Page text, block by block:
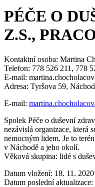
PÉČE O
Z.S.,
Kontaktní osoba: Martina
Telefon: 778 526 211, 778
E-mail:
Adresa: Tyršova 59, Náchod
E-mail:
Spolek Péče o duševní
nezávislá organizace, která
nemocným lidem. Je to
v Náchodě a jeho okolí.
Věková skupina: lidé s
Datum vložení: 18. 11.
Datum poslední aktualizace: